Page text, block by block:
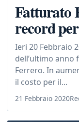
Fatturato
record
Ieri 20 Febbraio
dell’ultimo anno
Ferrero. In
il costo per il...
21 Febbraio 2020